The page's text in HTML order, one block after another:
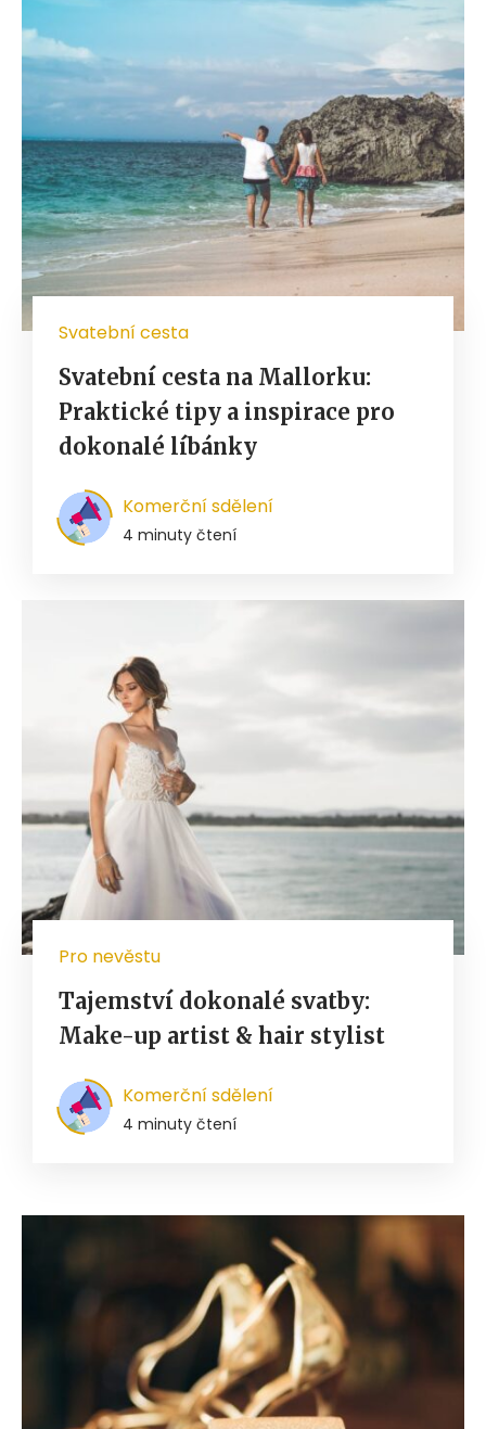
Svatební cesta
Svatební cesta na Mallorku:
Praktické tipy a inspirace pro
dokonalé líbánky
Komerční sdělení
4 minuty čtení
Pro nevěstu
Tajemství dokonalé svatby:
Make-up artist & hair stylist
Komerční sdělení
4 minuty čtení